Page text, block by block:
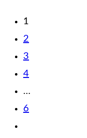
1
2
3
4
…
6